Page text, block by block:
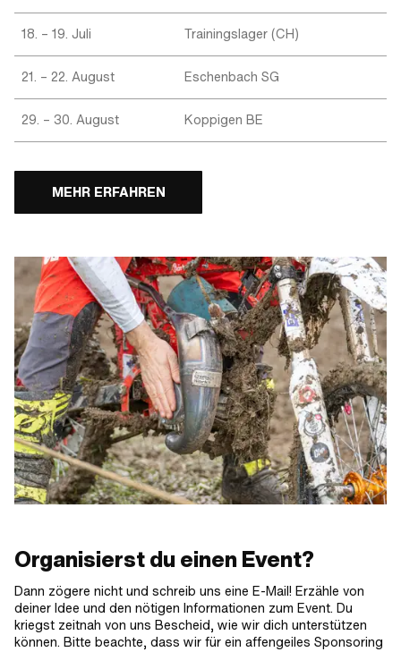
18. – 19. Juli Trainingslager (CH)
21. – 22. August Eschenbach SG
29. – 30. August Koppigen BE
MEHR ERFAHREN
Organisierst du einen Event?
Dann zögere nicht und schreib uns eine E-Mail! Erzähle von
deiner Idee und den nötigen Informationen zum Event. Du
kriegst zeitnah von uns Bescheid, wie wir dich unterstützen
können. Bitte beachte, dass wir für ein affengeiles Sponsoring